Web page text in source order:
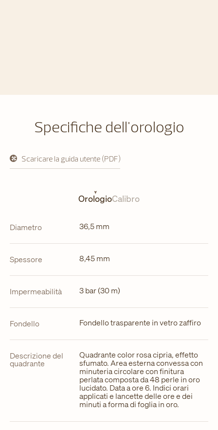
Specifiche dell'orologio
Scaricare la guida utente (PDF)
si
apre
OrologioCalibro
Diametro 36,5 mm
Spessore 8,45 mm
Impermeabilità 3 bar (30 m)
Fondello Fondello trasparente in vetro zaffiro
Descrizione del
quadrante
Quadrante color rosa cipria, effetto
sfumato. Area esterna convessa con
minuteria circolare con finitura
perlata composta da 48 perle in oro
lucidato. Data a ore 6. Indici orari
applicati e lancette delle ore e dei
minuti a forma di foglia in oro.